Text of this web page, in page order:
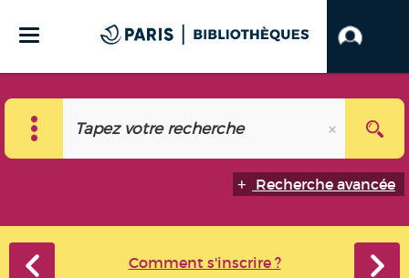
Recherche avancée
Comment s'inscrire ?